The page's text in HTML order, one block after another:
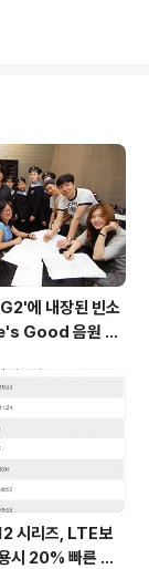
에 내장된 빈소
Good 음원 공
시리즈, LTE보
시 20% 빠른 배